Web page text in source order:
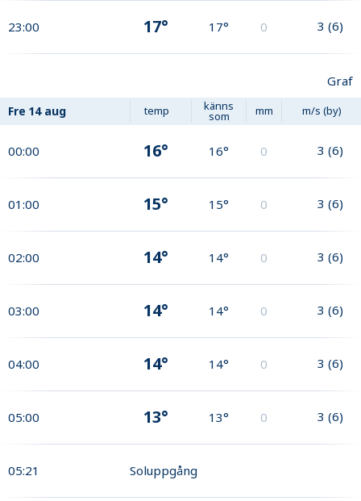
23:00 17° 17° 0 3 (6)
Graf
Fre 14 aug temp känns
som mm m/s (by)
00:00 16° 16° 0 3 (6)
01:00 15° 15° 0 3 (6)
02:00 14° 14° 0 3 (6)
03:00 14° 14° 0 3 (6)
04:00 14° 14° 0 3 (6)
05:00 13° 13° 0 3 (6)
05:21 Soluppgång